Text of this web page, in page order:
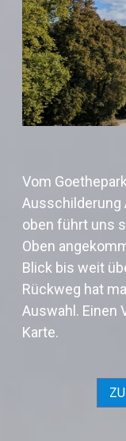
Vom
Ausschilderung
oben führt uns
Oben
Blick bis weit
Rückweg hat
Auswahl. Einen
Karte.